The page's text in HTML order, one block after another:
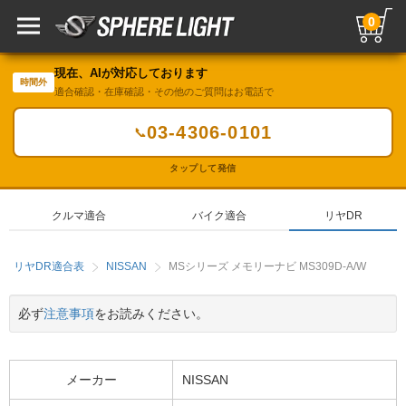
0
時間外
現在、AIが対応しております
適合確認・在庫確認・その他のご質問はお電話で
📞03-4306-0101
タップして発信
クルマ適合 バイク適合 リヤDR
リヤDR適合表 NISSAN MSシリーズ メモリーナビ MS309D-A/W
必ず注意事項をお読みください。
メーカー NISSAN